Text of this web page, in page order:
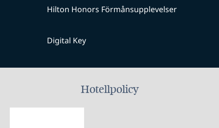
Hilton Honors Förmånsupplevelser
Digital Key
Hotellpolicy